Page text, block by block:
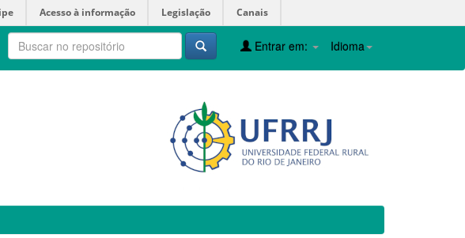
Acesso à informação Legislação Canais
Idioma
Entrar em: